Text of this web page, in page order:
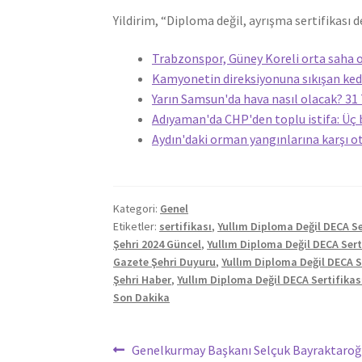
Yildirim, “Diploma değil, ayrışma sertifikası
Trabzonspor, Güney Koreli orta saha
Kamyonetin direksiyonuna sıkışan
Yarın Samsun'da hava nasıl olacak?
Adıyaman'da CHP'den toplu istifa:
Aydın'daki orman yangınlarına karşı
Kategori: Genel
Etiketler: sertifikası,Yullım Diploma Değil DECA
Şehri 2024 Güncel,Yullım Diploma Değil DECA
Gazete Şehri Duyuru,Yullım Diploma Değil
Şehri Haber,Yullım Diploma Değil DECA
Son Dakika
Yazı
Önceki
Genelkurmay Başkanı Selçuk